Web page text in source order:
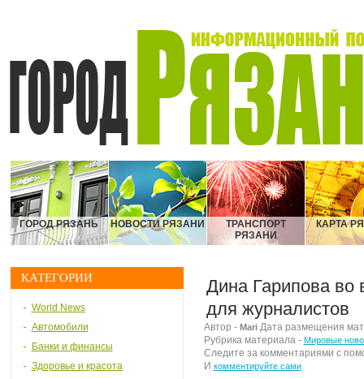
ГОРОД РЯЗАНЬ НОВОСТИ РЯЗАНИ
ТРАНСПОРТ
РЯЗАНИ
КАРТА
КАТЕГОРИИ
World News
Автомобили
Банки и финансы
Здоровье и красота
Дина Гарипова во
для журналистов
Автор - MariДата размещения
Рубрика материала - Мировые
Следите за комментариями с
И комментируйте сами